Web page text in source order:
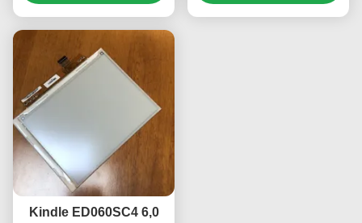
Kindle E-Papiermodul
reflektivem Display für
Kindle ED060SC4 6,0